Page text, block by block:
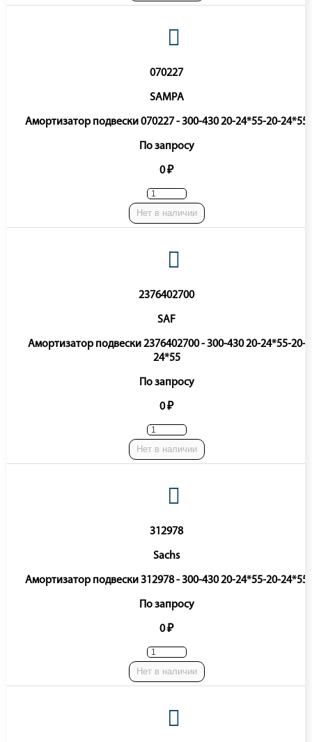
070227
SAMPA
Амортизатор подвески 070227 - 300-430 20-24*55-20-24*55
По запросу
0 ₽
Нет в наличии
2376402700
SAF
Амортизатор подвески 2376402700 - 300-430 20-24*55-20-
24*55
По запросу
0 ₽
Нет в наличии
312978
Sachs
Амортизатор подвески 312978 - 300-430 20-24*55-20-24*55
По запросу
0 ₽
Нет в наличии